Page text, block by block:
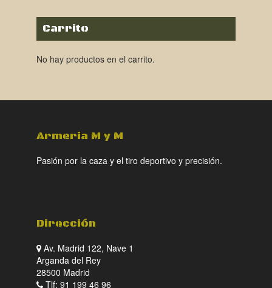
Carrito
No hay productos en el carrito.
Armeria M y M
Pasión por la caza y el tiro deportivo y precisión.
Dirección
Av. Madrid 122, Nave 1
Arganda del Rey
28500 Madrid
Tlf: 91 199 46 96